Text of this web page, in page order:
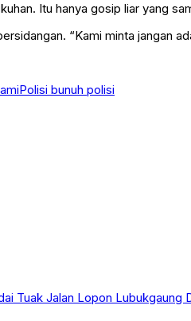
Itu hanya gosip liar yang
“Kami minta jangan
Polisi bunuh polisi